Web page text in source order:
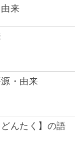
来
・由来
んたく】の語